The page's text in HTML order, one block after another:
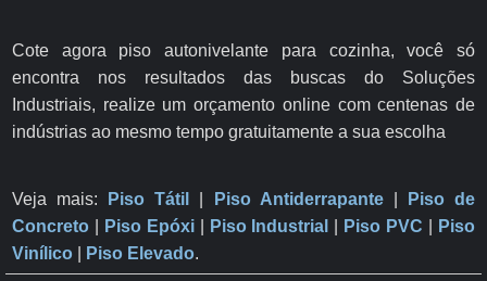
Cote agora piso autonivelante para cozinha, você só
encontra nos resultados das buscas do Soluções
Industriais, realize um orçamento online com centenas de
indústrias ao mesmo tempo gratuitamente a sua escolha
Veja mais: Piso Tátil Piso Antiderrapante​ |
Piso de
Concreto
Piso Epóxi| Piso Industrial Piso PVC
Piso
Vinílico
Piso Elevado.